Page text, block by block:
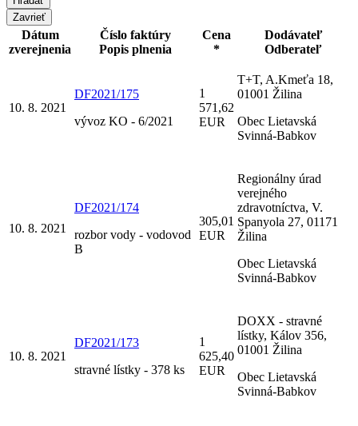
Zavrieť
Dátum
zverejnenia
Číslo faktúry
Popis plnenia
Cena
*
Dodávateľ
Odberateľ
10. 8. 2021
DF2021/175
vývoz KO - 6/2021
1
571,62
EUR
T+T, A.Kmeťa 18,
01001 Žilina
Obec Lietavská
Svinná-Babkov
10. 8. 2021
DF2021/174
rozbor vody - vodovod
B
305,01
EUR
Regionálny úrad
verejného
zdravotníctva, V.
Spanyola 27, 01171
Žilina
Obec Lietavská
Svinná-Babkov
10. 8. 2021
DF2021/173
stravné lístky - 378 ks
1
625,40
EUR
DOXX - stravné
lístky, Kálov 356,
01001 Žilina
Obec Lietavská
Svinná-Babkov